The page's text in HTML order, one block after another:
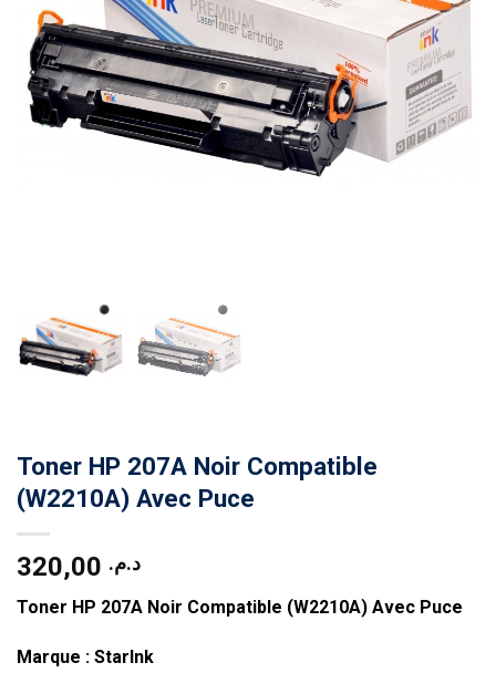
Toner HP 207A Noir Compatible
(W2210A) Avec Puce
د.م.
Toner HP 207A Noir Compatible (W2210A) Avec Puce
Marque : StarInk